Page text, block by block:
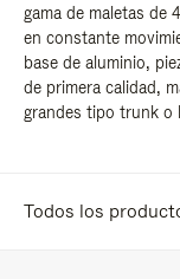
gama de maletas de
en constante
base de aluminio,
de primera calidad,
grandes tipo trunk o
Todos los